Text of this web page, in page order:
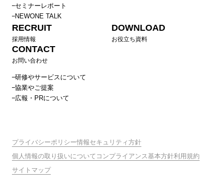
人材流動化時代に組織力を高める方法～（上司編）
シニア社員向け研修
40代向けキャリア研修
50代向けキャリア研修〜ゲーミフィケーションを通じて明
るくキャリアを描く〜
60代向けキャリア研修〜貢献とコミュニケーションを見つ
める〜
人事・経営企画向け研修
エンゲージメントサーベイ結果から見た課題別アプローチ
セミナーレポート
NEWONE TALK
RECRUIT
採用情報
DOWNLOAD
お役立ち資料
CONTACT
お問い合わせ
研修やサービスについて
協業やご提案
広報・PRについて
プライバシーポリシー情報セキュリティ方針
個人情報の取り扱いについて コンプライアンス基本方針利用規約
サイトマップ